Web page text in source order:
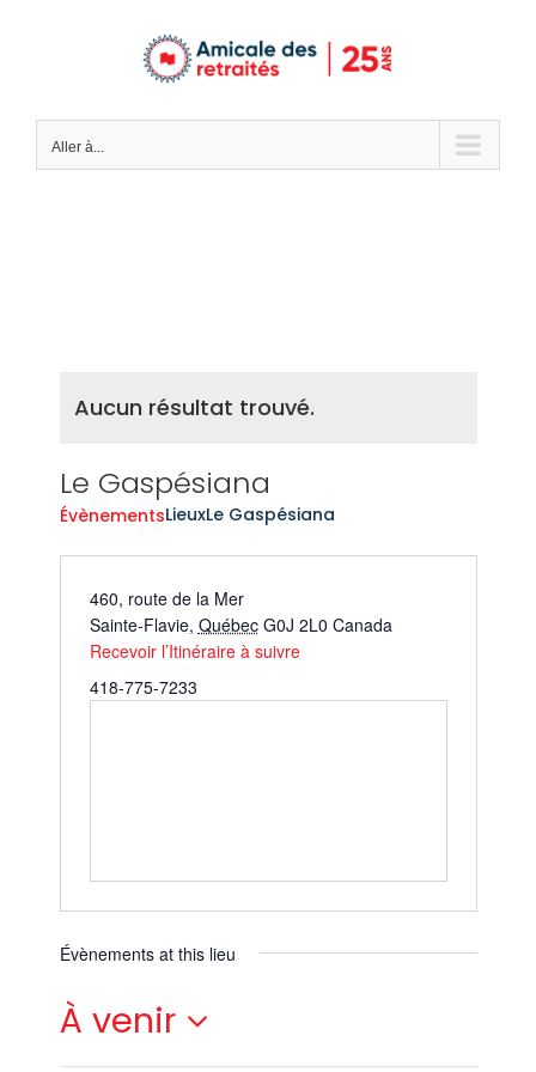
Aller à...
Aucun résultat trouvé.
Le Gaspésiana
ÉvènementsLieuxLe Gaspésiana
460, route de la Mer
Sainte-Flavie, Québec G0J 2L0 Canada
Recevoir l’Itinéraire à suivre
418-775-7233
Évènements at this lieu
À venir
Sélectionnez